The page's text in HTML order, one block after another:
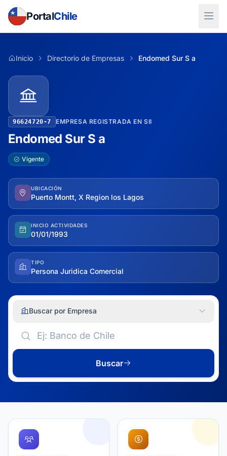
PortalChile
Inicio Directorio de Empresas Endomed Sur S a
96624720-7 EMPRESA REGISTRADA EN SII
Endomed Sur S a
Vigente
UBICACIÓN
Puerto Montt, X Region los Lagos
INICIO ACTIVIDADES
01/01/1993
TIPO
Persona Juridica Comercial
Buscar por Empresa
Buscar